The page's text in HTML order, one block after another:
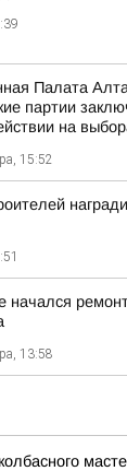
Палата
партии
на
15:52
начался
13:58